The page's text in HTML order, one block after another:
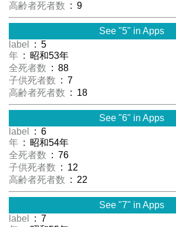
高齢者死者数 : 9
See "5" in Apps
label
: 5
年 : 昭和53年
全死者数 : 88
子供死者数 : 7
高齢者死者数 : 18
See "6" in Apps
label
: 6
年 : 昭和54年
全死者数 : 76
子供死者数 : 12
高齢者死者数 : 22
See "7" in Apps
label
: 7